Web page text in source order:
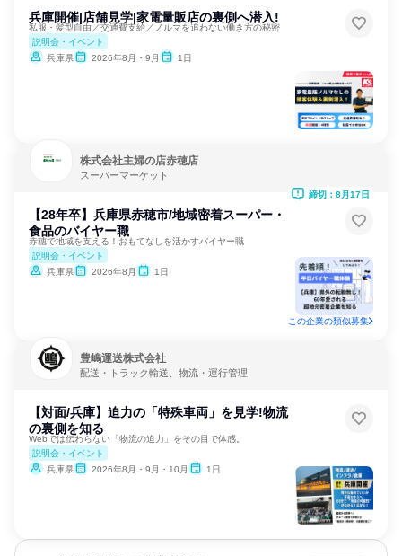
兵庫開催|店舗見学|家電量販店の裏側へ潜入!
私服・髪型自由／交通費支給／ノルマを追わない働き方の秘密
説明会・イベント
兵庫県
2026年8月・9月 1日
株式会社主婦の店赤穂店
スーパーマーケット
【28年卒】兵庫県赤穂市/地域密着スーパー・
食品のバイヤー職
赤穂で地域を支える！おもてなしを活かすバイヤー職
説明会・イベント
兵庫県
2026年8月 1日
締切：8月17日
この企業の類似募集
豊嶋運送株式会社
配送・トラック輸送、物流・運行管理
【対面/兵庫】迫力の「特殊車両」を見学!物流
の裏側を知る
Webでは伝わらない「物流の迫力」をその目で体感。
説明会・イベント
兵庫県
2026年8月・9月・10月 1日